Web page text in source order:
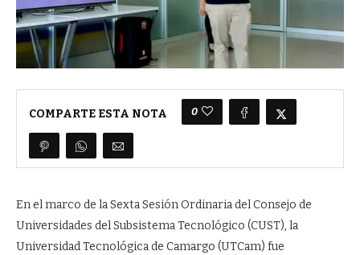
COMPARTE ESTA NOTA 0
En el marco de la Sexta Sesión Ordinaria del Consejo de
Universidades del Subsistema Tecnológico (CUST), la
Universidad Tecnológica de Camargo (UTCam) fue